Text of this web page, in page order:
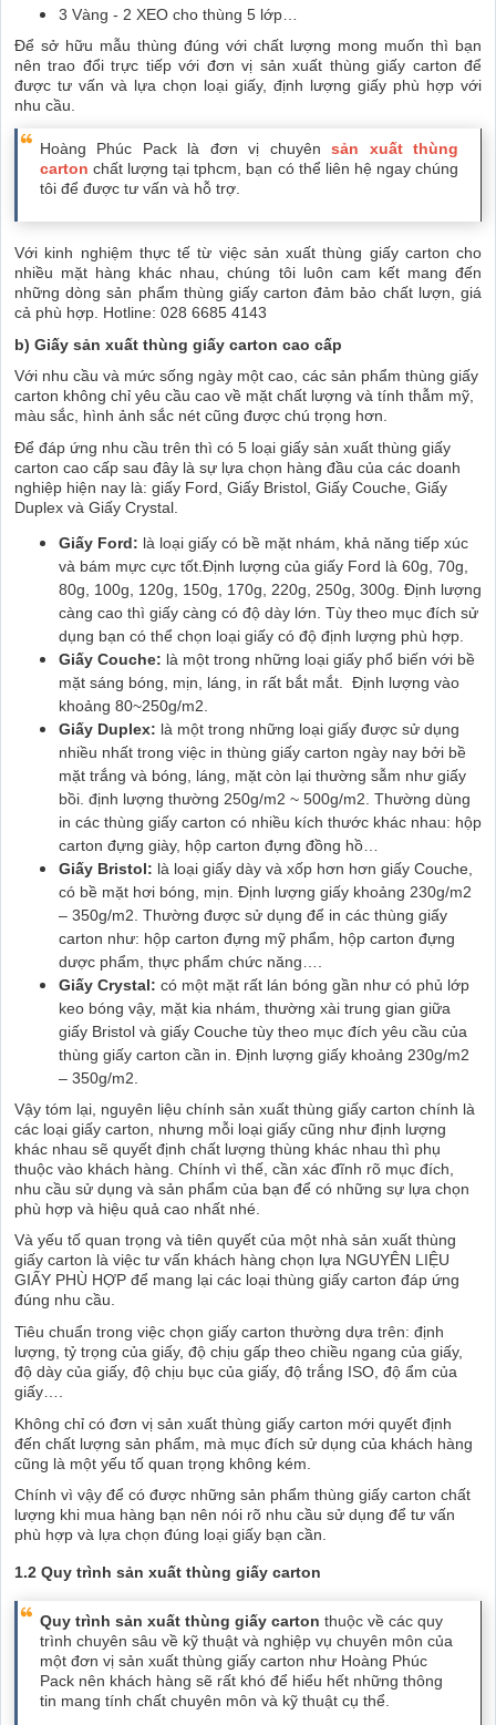
3 Vàng - 2 XEO cho thùng 5 lớp…
Để sở hữu mẫu thùng đúng với chất lượng mong muốn thì bạn
nên trao đổi trực tiếp với đơn vị sản xuất thùng giấy carton để
được tư vấn và lựa chọn loại giấy, định lượng giấy phù hợp với
nhu cầu.
Hoàng Phúc Pack là đơn vị chuyênsản xuất thùng
carton chất lượng tại tphcm, bạn có thể liên hệ ngay chúng
tôi để được tư vấn và hỗ trợ.
Với kinh nghiệm thực tế từ việc sản xuất thùng giấy carton cho
nhiều mặt hàng khác nhau, chúng tôi luôn cam kết mang đến
những dòng sản phẩm thùng giấy carton đảm bảo chất lượn, giá
cả phù hợp. Hotline: 028 6685 4143
b) Giấy sản xuất thùng giấy carton cao cấp
Với nhu cầu và mức sống ngày một cao, các sản phẩm thùng giấy
carton không chỉ yêu cầu cao về mặt chất lượng và tính thẫm mỹ,
màu sắc, hình ảnh sắc nét cũng được chú trọng hơn.
Để đáp ứng nhu cầu trên thì có 5 loại giấy sản xuất thùng giấy
carton cao cấp sau đây là sự lựa chọn hàng đầu của các doanh
nghiệp hiện nay là: giấy Ford, Giấy Bristol, Giấy Couche, Giấy
Duplex và Giấy Crystal.
Giấy Ford: là loại giấy có bề mặt nhám, khả năng tiếp xúc
và bám mực cực tốt.Định lượng của giấy Ford là 60g, 70g,
80g, 100g, 120g, 150g, 170g, 220g, 250g, 300g. Định lượng
càng cao thì giấy càng có độ dày lớn. Tùy theo mục đích sử
dụng bạn có thể chọn loại giấy có độ định lượng phù hợp.
Giấy Couche: là một trong những loại giấy phổ biến với bề
mặt sáng bóng, mịn, láng, in rất bắt mắt. Định lượng vào
khoảng 80~250g/m2.
Giấy Duplex: là một trong những loại giấy được sử dụng
nhiều nhất trong việc in thùng giấy carton ngày nay bởi bề
mặt trắng và bóng, láng, mặt còn lại thường sẫm như giấy
bồi. định lượng thường 250g/m2 ~ 500g/m2. Thường dùng
in các thùng giấy carton có nhiều kích thước khác nhau: hộp
carton đựng giày, hộp carton đựng đồng hồ…
Giấy Bristol: là loại giấy dày và xốp hơn hơn giấy Couche,
có bề mặt hơi bóng, mịn. Định lượng giấy khoảng 230g/m2
– 350g/m2. Thường được sử dụng để in các thùng giấy
carton như: hộp carton đựng mỹ phẩm, hộp carton đựng
dược phẩm, thực phẩm chức năng….
Giấy Crystal: có một mặt rất lán bóng gần như có phủ lớp
keo bóng vậy, mặt kia nhám, thường xài trung gian giữa
giấy Bristol và giấy Couche tùy theo mục đích yêu cầu của
thùng giấy carton cần in. Định lượng giấy khoảng 230g/m2
– 350g/m2.
Vậy tóm lại, nguyên liệu chính sản xuất thùng giấy carton chính là
các loại giấy carton, nhưng mỗi loại giấy cũng như định lượng
khác nhau sẽ quyết định chất lượng thùng khác nhau thì phụ
thuộc vào khách hàng. Chính vì thế, cần xác đĩnh rõ mục đích,
nhu cầu sử dụng và sản phẩm của bạn để có những sự lựa chọn
phù hợp và hiệu quả cao nhất nhé.
Và yếu tố quan trọng và tiên quyết của một nhà sản xuất thùng
giấy carton là việc tư vấn khách hàng chọn lựa NGUYÊN LIỆU
GIẤY PHÙ HỢP để mang lại các loại thùng giấy carton đáp ứng
đúng nhu cầu.
Tiêu chuẩn trong việc chọn giấy carton thường dựa trên: định
lượng, tỷ trọng của giấy, độ chịu gấp theo chiều ngang của giấy,
độ dày của giấy, độ chịu bục của giấy, độ trắng ISO, độ ẩm của
giấy….
Không chỉ có đơn vị sản xuất thùng giấy carton mới quyết định
đến chất lượng sản phẩm, mà mục đích sử dụng của khách hàng
cũng là một yếu tố quan trọng không kém.
Chính vì vậy để có được những sản phẩm thùng giấy carton chất
lượng khi mua hàng bạn nên nói rõ nhu cầu sử dụng để tư vấn
phù hợp và lựa chọn đúng loại giấy bạn cần.
1.2 Quy trình sản xuất thùng giấy carton
Quy trình sản xuất thùng giấy carton thuộc về các quy
trình chuyên sâu về kỹ thuật và nghiệp vụ chuyên môn của
một đơn vị sản xuất thùng giấy carton như Hoàng Phúc
Pack nên khách hàng sẽ rất khó để hiểu hết những thông
tin mang tính chất chuyên môn và kỹ thuật cụ thể.